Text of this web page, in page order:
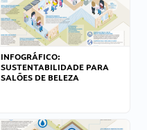
INFOGRÁFICO:
SUSTENTABILIDADE PARA
SALÕES DE BELEZA